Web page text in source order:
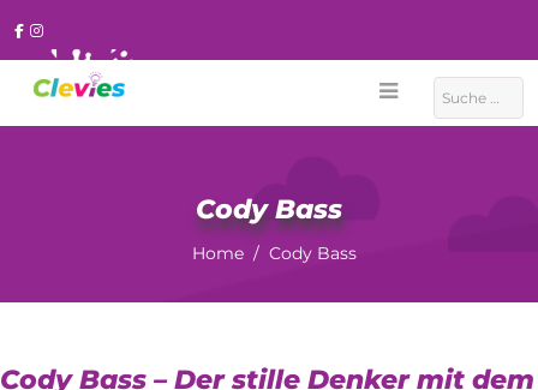
Suchen
Cody Bass
Home Cody Bass
Cody Bass – Der stille Denker mit dem